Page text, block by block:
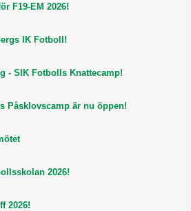
F19-EM 2026!
IK Fotboll!
- SIK Fotbolls Knattecamp!
Påsklovscamp är nu öppen!
2026!
2026!